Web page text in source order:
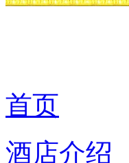
首页
酒店介绍